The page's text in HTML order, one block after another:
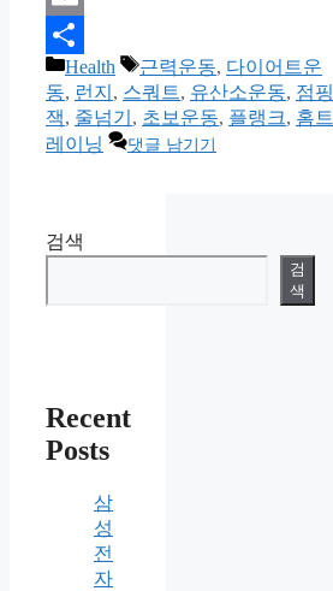
Email
Share
카
테
고
리
Health
태
그
근력운동, 다이어트운
동, 런지 , 스쿼트, 유산소운동, 점핑
잭, 줄넘기 , 초보운동, 플랭크, 홈트
레이닝
댓글 남기기
검색
검
색
Recent
Posts
삼
성
전
자